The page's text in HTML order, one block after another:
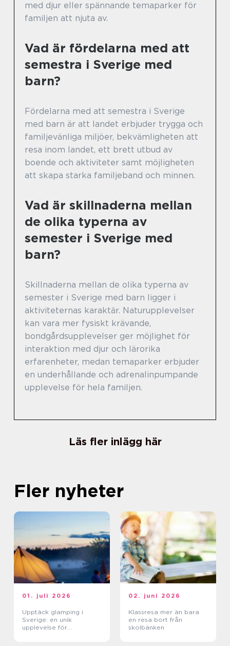
med djur eller spännande temaparker för
familjen att njuta av.
Vad är fördelarna med att
semestra i Sverige med
barn?
Fördelarna med att semestra i Sverige
med barn är att landet erbjuder trygga och
familjevänliga miljöer, bekvämligheten att
resa inom landet, ett brett utbud av
boende och aktiviteter samt möjligheten
att skapa starka familjeband och minnen.
Vad är skillnaderna mellan
de olika typerna av
semester i Sverige med
barn?
Skillnaderna mellan de olika typerna av
semester i Sverige med barn ligger i
aktiviteternas karaktär. Naturupplevelser
kan vara mer fysiskt krävande,
bondgårdsupplevelser ger möjlighet för
interaktion med djur och lärorika
erfarenheter, medan temaparker erbjuder
en underhållande och adrenalinpumpande
upplevelse för hela familjen.
Läs fler inlägg här
Fler nyheter
01. juli 2026
Upptäck glamping i
Sverige: en unik
upplevelse för
02. juni 2026
Klassresa mer än bara
en resa bort från
skolbänken